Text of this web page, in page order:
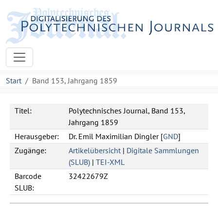
Start Band 153, Jahrgang 1859
Titel:
Polytechnisches Journal, Band 153,
Jahrgang 1859
Herausgeber:
Dr. Emil Maximilian Dingler [GND]
Zugänge:
Artikelübersicht | Digitale Sammlungen
(SLUB) | TEI-XML
Barcode
SLUB:
32422679Z